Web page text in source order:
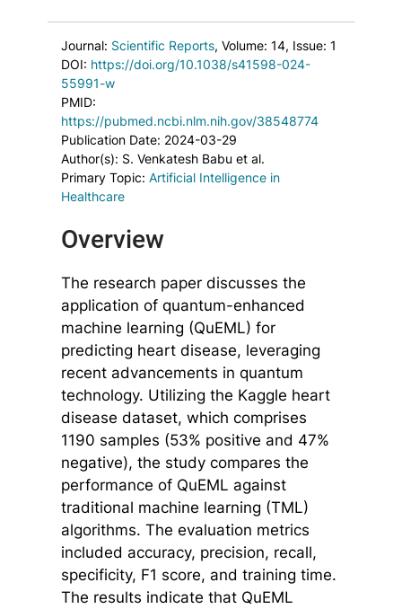
Journal: Scientific Reports, Volume: 14, Issue: 1
DOI: https://doi.org/10.1038/s41598-024-
55991-w
PMID:
https://pubmed.ncbi.nlm.nih.gov/38548774
Publication Date: 2024-03-29
Author(s): S. Venkatesh Babu et al.
Primary Topic: Artificial Intelligence in
Healthcare
Overview
The research paper discusses the
application of quantum-enhanced
machine learning (QuEML) for
predicting heart disease, leveraging
recent advancements in quantum
technology. Utilizing the Kaggle heart
disease dataset, which comprises
1190 samples (53% positive and 47%
negative), the study compares the
performance of QuEML against
traditional machine learning (TML)
algorithms. The evaluation metrics
included accuracy, precision, recall,
specificity, F1 score, and training time.
The results indicate that QuEML